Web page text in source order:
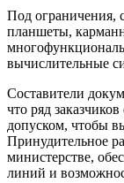
Под ограничения,
планшеты,
вычислительные
Составители
что ряд
допуском, чтобы
Принудительное
министерстве,
линий и